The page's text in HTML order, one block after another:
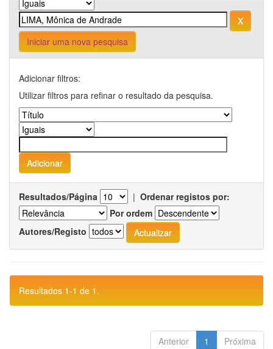
Iniciar uma nova pesquisa
Adicionar filtros:
Utilizar filtros para refinar o resultado da pesquisa.
Resultados/Página | Ordenar registos por:
Por ordem
Autores/Registo
Resultados 1-1 de 1.
Anterior 1 Próxima